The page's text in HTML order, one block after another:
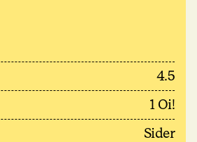
4.5
1 Oi!
Sider